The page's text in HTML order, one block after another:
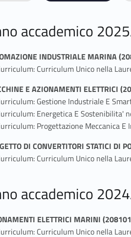
accademico
INDUSTRIALE MARINA
Curriculum Unico nella
E AZIONAMENTI ELETTRICI
Gestione Industriale E
Energetica E Sostenibilita'
Progettazione Meccanica
DI CONVERTITORI STATICI DI
Curriculum Unico nella
accademico
ELETTRICI MARINI
Curriculum Unico nella